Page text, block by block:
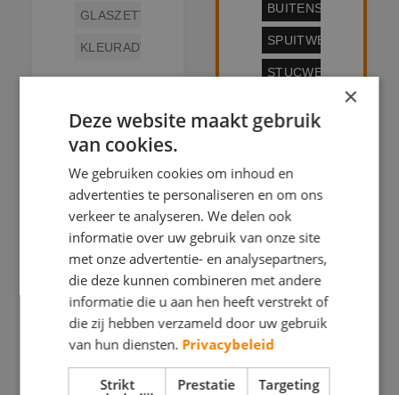
GLASZETTEN
KLEURADVIES
Gouda
BEKIJK
DEZE
SCHILDER
SPUITWERK
STUCWERK
Coenecoop
2 H3 2741
Waddinxveen
BEKIJK
DEZE
SCHILDER
×
Deze website maakt gebruik
van cookies.
We gebruiken cookies om inhoud en
advertenties te personaliseren en om ons
verkeer te analyseren. We delen ook
informatie over uw gebruik van onze site
met onze advertentie- en analysepartners,
die deze kunnen combineren met andere
informatie die u aan hen heeft verstrekt of
die zij hebben verzameld door uw gebruik
van hun diensten. Privacybeleid
Strikt
Prestatie Targeting